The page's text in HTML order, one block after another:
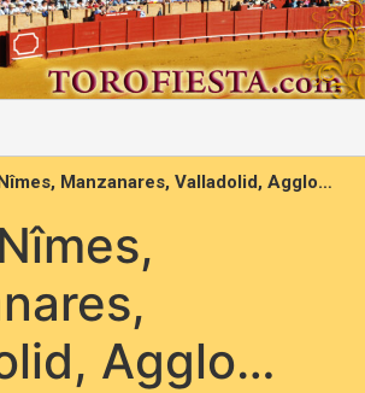
Manzanares, Valladolid, Agglo…
Agglo…